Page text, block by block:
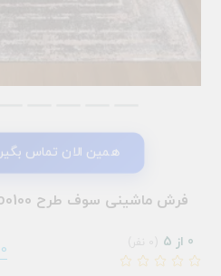
همین الان تماس بگیر 09905599960
فرش ماشینی سوف طرح 10So0100 تمام رنگ 1500 شانه
0 از 5 0 نظر